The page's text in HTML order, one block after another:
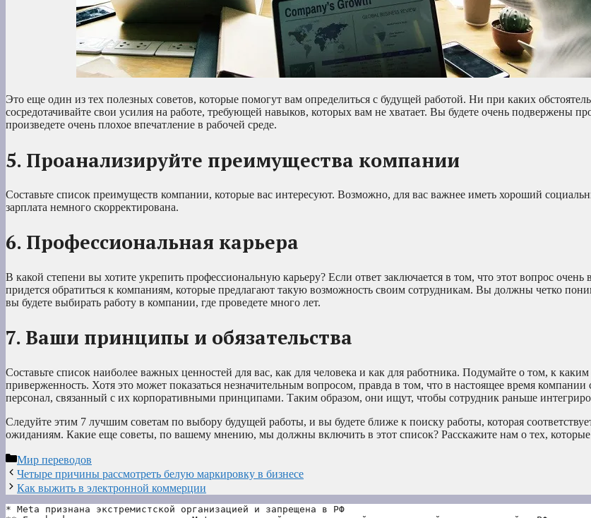
Это еще один из тех полезных советов, которые помогут вам определиться с будущей работой. Ни при каких
сосредотачивайте свои усилия на работе, требующей навыков, которых вам не хватает. Вы будете очень подвержены
произведете очень плохое впечатление в рабочей среде.
5. Проанализируйте преимущества компании
Составьте список преимуществ компании, которые вас интересуют. Возможно, для вас важнее иметь хороший
зарплата немного скорректирована.
6. Профессиональная карьера
В какой степени вы хотите укрепить профессиональную карьеру? Если ответ заключается в том, что этот вопрос очень
придется обратиться к компаниям, которые предлагают такую возможность своим сотрудникам. Вы должны четко
вы будете выбирать работу в компании, где проведете много лет.
7. Ваши принципы и обязательства
Составьте список наиболее важных ценностей для вас, как для человека и как для работника. Подумайте о том, к
приверженность. Хотя это может показаться незначительным вопросом, правда в том, что в настоящее время
персонал, связанный с их корпоративными принципами. Таким образом, они ищут, чтобы сотрудник раньше
Следуйте этим 7 лучшим советам по выбору будущей работы, и вы будете ближе к поиску работы, которая
ожиданиям. Какие еще советы, по вашему мнению, мы должны включить в этот список? Расскажите нам о тех, которые
Рубрики
Мир переводов
Четыре причины рассмотреть белую маркировку в бизнесе
Как выжить в электронной коммерции
* Meta признана экстремистской организацией и запрещена в РФ